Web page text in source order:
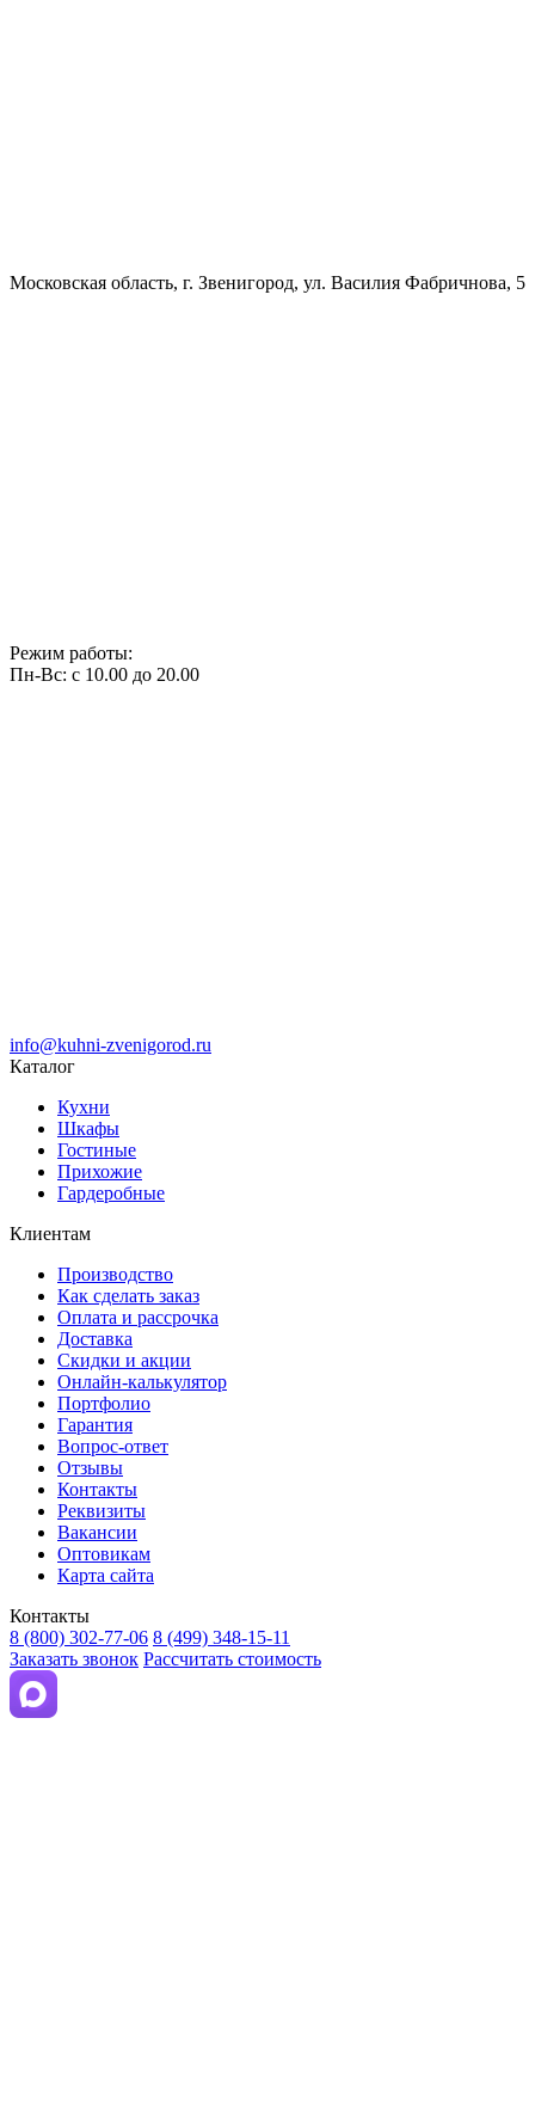
Московская область, г. Звенигород, ул. Василия Фабричнова, 5
Режим работы:
Пн-Вс: с 10.00 до 20.00
info@kuhni-zvenigorod.ru
Каталог
Кухни
Шкафы
Гостиные
Прихожие
Гардеробные
Клиентам
Производство
Как сделать заказ
Оплата и рассрочка
Доставка
Скидки и акции
Онлайн-калькулятор
Портфолио
Гарантия
Вопрос-ответ
Отзывы
Контакты
Реквизиты
Вакансии
Оптовикам
Карта сайта
Контакты
8 (800) 302-77-06 8 (499) 348-15-11
Заказать звонок Рассчитать стоимость